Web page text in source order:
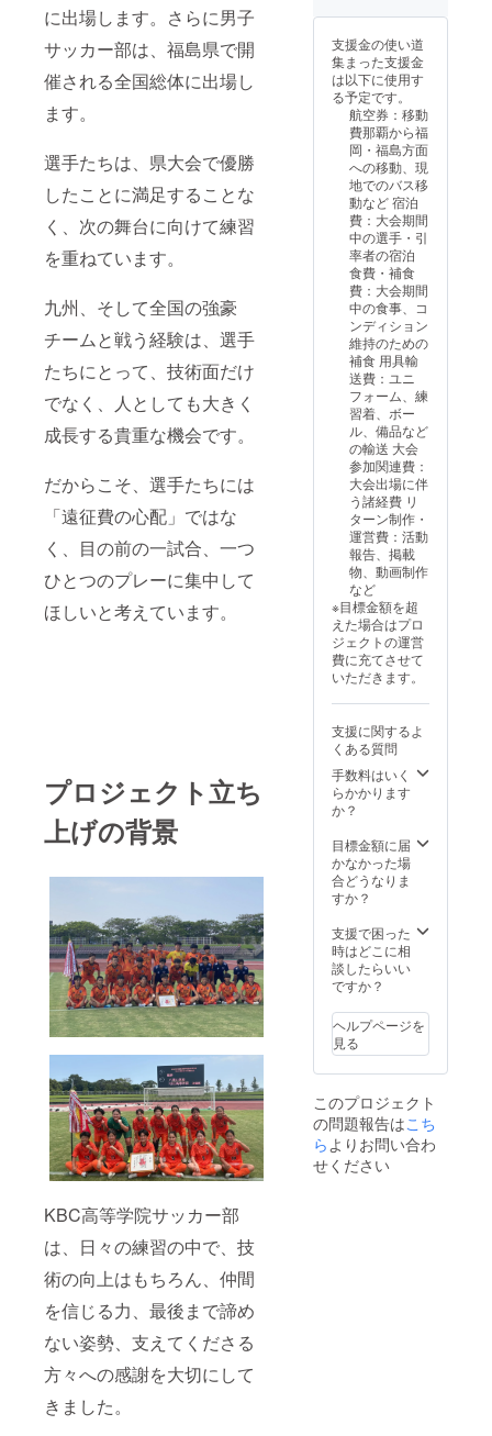
に出場します。さらに男子
サッカー部は、福島県で開
催される全国総体に出場し
ます。
選手たちは、県大会で優勝
したことに満足することな
く、次の舞台に向けて練習
を重ねています。
九州、そして全国の強豪
チームと戦う経験は、選手
たちにとって、技術面だけ
でなく、人としても大きく
成長する貴重な機会です。
だからこそ、選手たちには
「遠征費の心配」ではな
く、目の前の一試合、一つ
ひとつのプレーに集中して
ほしいと考えています。
プロジェクト立ち
上げの背景
KBC高等学院サッカー部
は、日々の練習の中で、技
術の向上はもちろん、仲間
を信じる力、最後まで諦め
ない姿勢、支えてくださる
方々への感謝を大切にして
きました。
ページ
載を希
望され
る掲載
希望名
を、必
ずご記
入くだ
さい。
※掲載開
始は
2026年
8~9月頃
を予定
してい
ます。
※掲載期
間は
2027年
3月31日
までを
予定し
ていま
す。 ※
掲載名
は原則
として
ご記入
いただ
いた表
記で掲
載しま
公序良
俗に反
する表
記、第
三者の
権利を
るおそ
れのあ
る表
記、学
校側が
と判断
した表
記は掲
載でき
合があ
りま
す。そ
の場合
CAMPF
IREメッ
セージ
にて確
認させ
ていた
だきま
す。 ※
らの
セージ
などを
お届け
する予
定で
す。 ご
支援
時、備
考欄に
閲覧を
希望さ
れる
Instagr
amの
ユー
ザー
ネーム
を、必
ず @ か
らご記
入くだ
さい。
ご支援
時、備
考欄に
ホーム
ページ
への掲
載を希
望され
る掲載
を、必
ずご記
入くだ
さい。
※HPへ
の掲載
2026年
8~9月
頃、掲
載期間
は2027
日まで
を予定
してい
ます。
VTR
は、大
会終了
後に制
2026年
10月頃
までに
有予定
です。
※ビブス
への掲
載は、
支援金の使い道
集まった支援金
は以下に使用す
る予定です。
航空券：移動
費那覇から福
岡・福島方面
への移動、現
地でのバス移
動など 宿泊
費：大会期間
中の選手・引
率者の宿泊
食費・補食
費：大会期間
中の食事、コ
ンディション
維持のための
補食 用具輸
送費：ユニ
フォーム、練
習着、ボー
ル、備品など
の輸送 大会
参加関連費：
大会出場に伴
う諸経費 リ
ターン制作・
運営費：活動
報告、掲載
物、動画制作
など
※目標金額を超
えた場合はプロ
ジェクトの運営
費に充てさせて
いただきます。
支援に関するよ
くある質問
手数料はいく
らかかります
か？
目標金額に届
かなかった場
合どうなりま
すか？
支援で困った
時はどこに相
談したらいい
ですか？
ヘルプページを
見る
このプロジェクト
の問題報告はこち
ら よりお問い合わ
せください